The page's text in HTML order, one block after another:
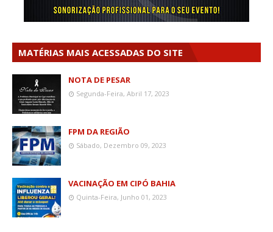
MATÉRIAS MAIS ACESSADAS DO SITE
NOTA DE PESAR
Segunda-Feira, Abril 17, 2023
FPM DA REGIÃO
Sábado, Dezembro 09, 2023
VACINAÇÃO EM CIPÓ BAHIA
Quinta-Feira, Junho 01, 2023